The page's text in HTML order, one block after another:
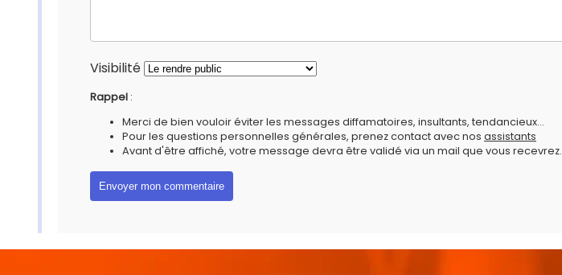
Visibilité
Rappel :
Merci de bien vouloir éviter les messages diffamatoires, insultants, tendancieux...
Pour les questions personnelles générales, prenez contact avec nos assistants
Avant d'être affiché, votre message devra être validé via un mail que vous recevrez.